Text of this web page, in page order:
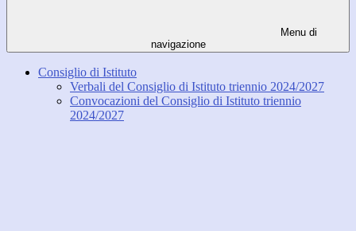
Menu di
navigazione
Consiglio di Istituto
Verbali del Consiglio di Istituto triennio 2024/2027
Convocazioni del Consiglio di Istituto triennio
2024/2027